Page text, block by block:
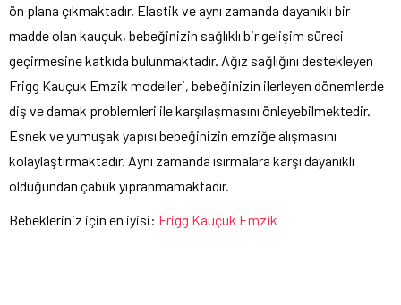
ön plana çıkmaktadır. Elastik ve aynı zamanda dayanıklı bir
madde olan kauçuk, bebeğinizin sağlıklı bir gelişim süreci
geçirmesine katkıda bulunmaktadır. Ağız sağlığını destekleyen
Frigg Kauçuk Emzik modelleri, bebeğinizin ilerleyen dönemlerde
diş ve damak problemleri ile karşılaşmasını önleyebilmektedir.
Esnek ve yumuşak yapısı bebeğinizin emziğe alışmasını
kolaylaştırmaktadır. Aynı zamanda ısırmalara karşı dayanıklı
olduğundan çabuk yıpranmamaktadır.
Bebekleriniz için en iyisi: Frigg Kauçuk Emzik